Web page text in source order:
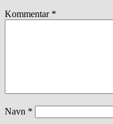
Kommentar *
Navn *